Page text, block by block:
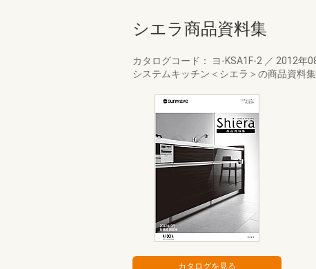
シエラ商品資料集
カタログコード： ヨ-KSA1F-2 ／ 2012年
システムキッチン＜シエラ＞の商品資料